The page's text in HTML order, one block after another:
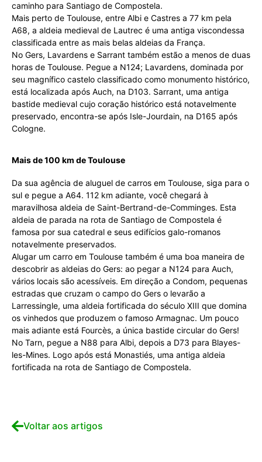
caminho para Santiago de Compostela.
Mais perto de Toulouse, entre Albi e Castres a 77 km pela
A68, a aldeia medieval de Lautrec é uma antiga viscondessa
classificada entre as mais belas aldeias da França.
No Gers, Lavardens e Sarrant também estão a menos de duas
horas de Toulouse. Pegue a N124; Lavardens, dominada por
seu magnífico castelo classificado como monumento histórico,
está localizada após Auch, na D103. Sarrant, uma antiga
bastide medieval cujo coração histórico está notavelmente
preservado, encontra-se após Isle-Jourdain, na D165 após
Cologne.
Mais de 100 km de Toulouse
Da sua agência de aluguel de carros em Toulouse, siga para o
sul e pegue a A64. 112 km adiante, você chegará à
maravilhosa aldeia de Saint-Bertrand-de-Comminges. Esta
aldeia de parada na rota de Santiago de Compostela é
famosa por sua catedral e seus edifícios galo-romanos
notavelmente preservados.
Alugar um carro em Toulouse também é uma boa maneira de
descobrir as aldeias do Gers: ao pegar a N124 para Auch,
vários locais são acessíveis. Em direção a Condom, pequenas
estradas que cruzam o campo do Gers o levarão a
Larressingle, uma aldeia fortificada do século XIII que domina
os vinhedos que produzem o famoso Armagnac. Um pouco
mais adiante está Fourcès, a única bastide circular do Gers!
No Tarn, pegue a N88 para Albi, depois a D73 para Blayes-
les-Mines. Logo após está Monastiés, uma antiga aldeia
fortificada na rota de Santiago de Compostela.
Voltar aos artigos